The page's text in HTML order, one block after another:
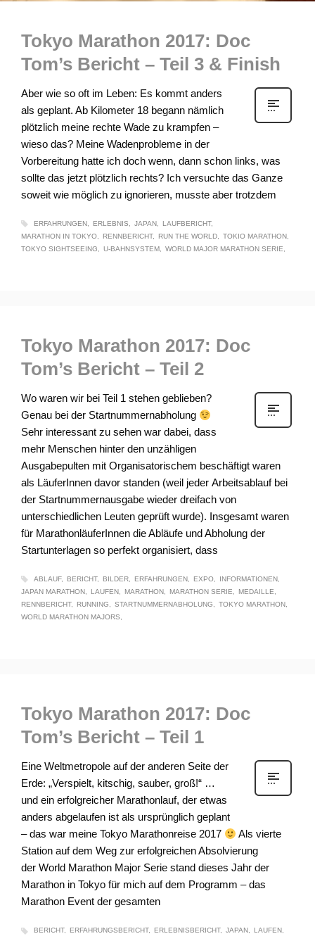
Tokyo Marathon 2017: Doc
Tom’s Bericht – Teil 3 & Finish
Aber wie so oft im Leben: Es kommt anders
als geplant. Ab Kilometer 18 begann nämlich
plötzlich meine rechte Wade zu krampfen –
wieso das? Meine Wadenprobleme in der
Vorbereitung hatte ich doch wenn, dann schon links, was
sollte das jetzt plötzlich rechts? Ich versuchte das Ganze
soweit wie möglich zu ignorieren, musste aber trotzdem
ERFAHRUNGEN ERLEBNIS JAPAN
LAUFBERICHT
MARATHON IN TOKYO
RENNBERICHT RUN THE WORLD
TOKIO MARATHON
TOKYO SIGHTSEEING
U-BAHNSYSTEM WORLD MAJOR MARATHON SERIE
Tokyo Marathon 2017: Doc
Tom’s Bericht – Teil 2
Wo waren wir bei Teil 1 stehen geblieben?
Genau bei der Startnummernabholung
Sehr interessant zu sehen war dabei, dass
mehr Menschen hinter den unzähligen
Ausgabepulten mit Organisatorischem beschäftigt waren
als LäuferInnen davor standen (weil jeder Arbeitsablauf bei
der Startnummernausgabe wieder dreifach von
unterschiedlichen Leuten geprüft wurde). Insgesamt waren
für MarathonläuferInnen die Abläufe und Abholung der
Startunterlagen so perfekt organisiert, dass
ABLAUF BERICHT BILDER ERFAHRUNGEN EXPO
INFORMATIONEN
JAPAN MARATHON
LAUFEN MARATHON MARATHON SERIE
MEDAILLE
RENNBERICHT
RUNNING STARTNUMMERNABHOLUNG
TOKYO MARATHON
WORLD MARATHON MAJORS
Tokyo Marathon 2017: Doc
Tom’s Bericht – Teil 1
Eine Weltmetropole auf der anderen Seite der
Erde: „Verspielt, kitschig, sauber, groß!“ …
und ein erfolgreicher Marathonlauf, der etwas
anders abgelaufen ist als ursprünglich geplant
– das war meine Tokyo Marathonreise 2017
Als vierte
Station auf dem Weg zur erfolgreichen Absolvierung
der World Marathon Major Serie stand dieses Jahr der
Marathon in Tokyo für mich auf dem Programm – das
Marathon Event der gesamten
BERICHT ERFAHRUNGSBERICHT ERLEBNISBERICHT JAPAN
LAUFEN